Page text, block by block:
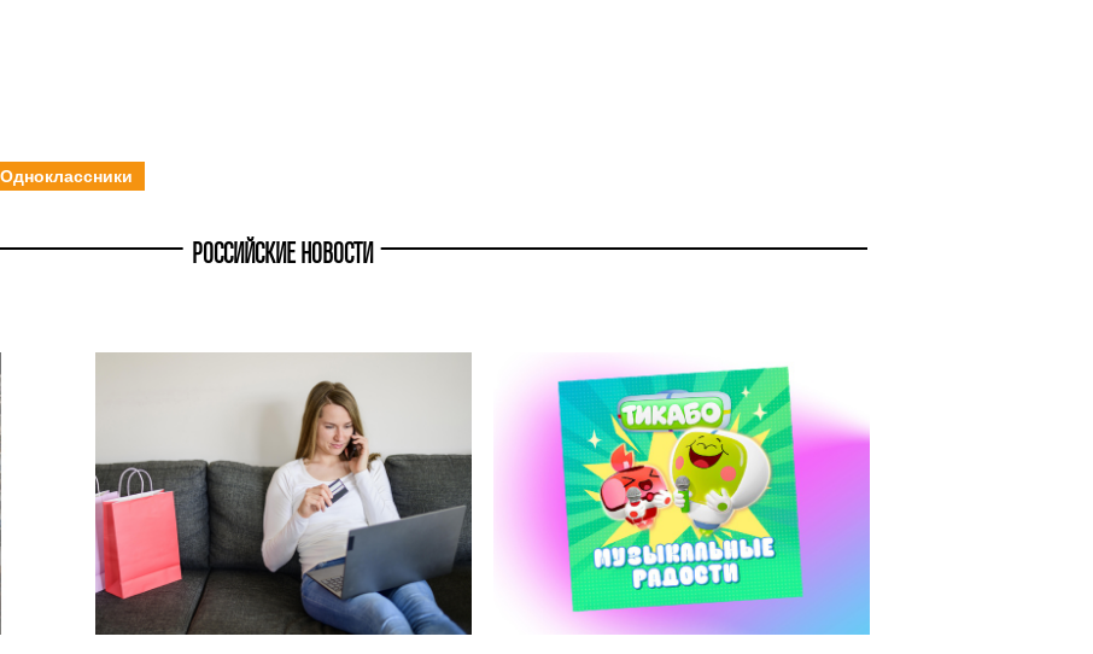
Одноклассники
РОССИЙСКИЕ НОВОСТИ